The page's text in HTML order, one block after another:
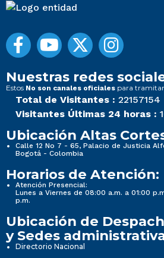
Nuestras redes
Estos No son canales oficiales para tramitar
Total de Visitantes : 22157154
Visitantes Últimas 24 horas :
Ubicación Altas
Calle 12 No 7 - 65, Palacio de Justicia
Bogotá - Colombia
Horarios de Atención:
Atención Presencial:
Lunes a Viernes de 08:00 a.m. a 01:00
p.m.
Ubicación de
y Sedes
Directorio Nacional